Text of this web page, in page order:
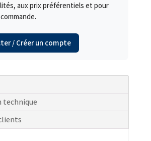
aux prix préférentiels et pour
/ Créer un compte